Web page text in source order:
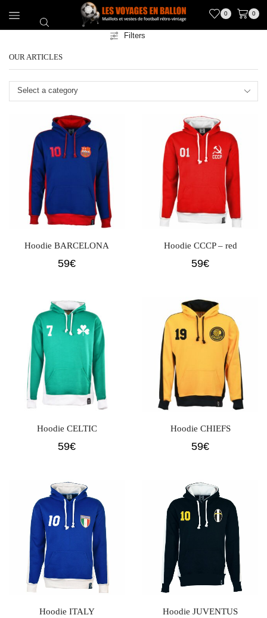
0 0
Filters
OUR ARTICLES
Select a category
Hoodie BARCELONA
59€
Hoodie CCCP – red
59€
Hoodie CELTIC
59€
Hoodie CHIEFS
59€
Hoodie ITALY Hoodie JUVENTUS